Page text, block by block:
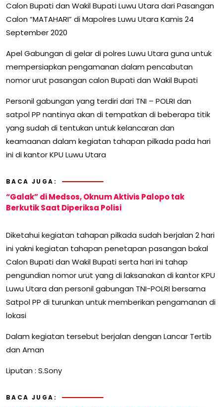
Calon Bupati dan Wakil Bupati Luwu Utara dari Pasangan
Calon “MATAHARI” di Mapolres Luwu Utara Kamis 24
September 2020
Apel Gabungan di gelar di polres Luwu Utara guna untuk
mempersiapkan pengamanan dalam pencabutan
nomor urut pasangan calon Bupati dan Wakil Bupati
Personil gabungan yang terdiri dari TNI – POLRI dan
satpol PP nantinya akan di tempatkan di beberapa titik
yang sudah di tentukan untuk kelancaran dan
keamaanan dalam kegiatan tahapan pilkada pada hari
ini di kantor KPU Luwu Utara
BACA JUGA:
“Galak” di Medsos, Oknum Aktivis Palopo tak
Berkutik Saat Diperiksa Polisi
Diketahui kegiatan tahapan pilkada sudah berjalan 2 hari
ini yakni kegiatan tahapan penetapan pasangan bakal
Calon Bupati dan Wakil Bupati serta hari ini tahap
pengundian nomor urut yang di laksanakan di kantor KPU
Luwu Utara dan personil gabungan TNI-POLRI bersama
Satpol PP di turunkan untuk memberikan pengamanan di
lokasi
Dalam kegiatan tersebut berjalan dengan Lancar Tertib
dan Aman
Liputan : S.Sony
BACA JUGA: